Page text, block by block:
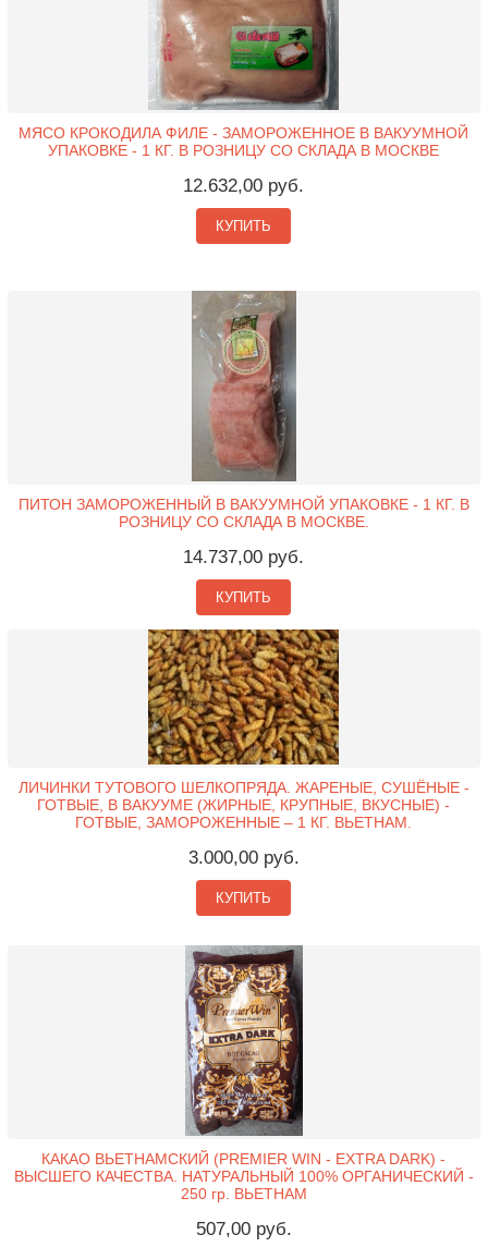
МЯСО КРОКОДИЛА ФИЛЕ - ЗАМОРОЖЕННОЕ В ВАКУУМНОЙ
УПАКОВКЕ - 1 КГ. В РОЗНИЦУ СО СКЛАДА В МОСКВЕ
12.632,00 руб.
КУПИТЬ
ПИТОН ЗАМОРОЖЕННЫЙ В ВАКУУМНОЙ УПАКОВКЕ - 1 КГ. В
РОЗНИЦУ СО СКЛАДА В МОСКВЕ.
14.737,00 руб.
КУПИТЬ
ЛИЧИНКИ ТУТОВОГО ШЕЛКОПРЯДА. ЖАРЕНЫЕ, СУШЁНЫЕ -
ГОТВЫЕ, В ВАКУУМЕ (ЖИРНЫЕ, КРУПНЫЕ, ВКУСНЫЕ) -
ГОТВЫЕ, ЗАМОРОЖЕННЫЕ – 1 КГ. ВЬЕТНАМ.
3.000,00 руб.
КУПИТЬ
КАКАО ВЬЕТНАМСКИЙ (PREMIER WIN - EXTRA DARK) -
ВЫСШЕГО КАЧЕСТВА. НАТУРАЛЬНЫЙ 100% ОРГАНИЧЕСКИЙ -
250 гр. ВЬЕТНАМ
507,00 руб.